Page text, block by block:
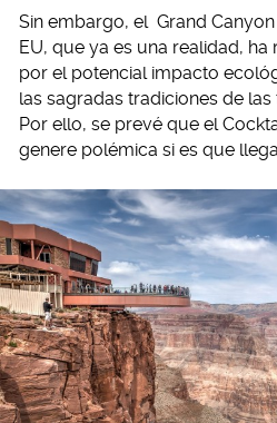
Sin embargo, el Grand
EU, que ya es una realidad,
por el potencial impacto
las sagradas tradiciones de
Por ello, se prevé que el
genere polémica si es que